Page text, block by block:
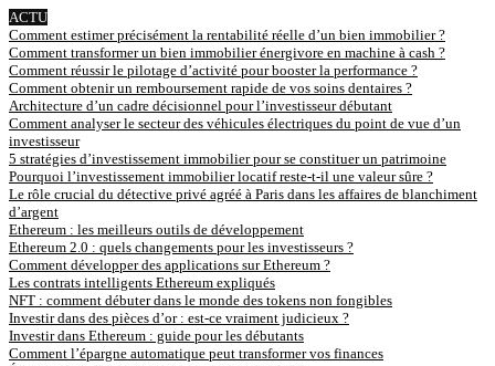
ACTU
Comment estimer précisément la rentabilité réelle d’un bien immobilier ?
Comment transformer un bien immobilier énergivore en machine à cash ?
Comment réussir le pilotage d’activité pour booster la performance ?
Comment obtenir un remboursement rapide de vos soins dentaires ?
Architecture d’un cadre décisionnel pour l’investisseur débutant
Comment analyser le secteur des véhicules électriques du point de vue d’un
investisseur
5 stratégies d’investissement immobilier pour se constituer un patrimoine
Pourquoi l’investissement immobilier locatif reste-t-il une valeur sûre ?
Le rôle crucial du détective privé agréé à Paris dans les affaires de blanchiment
d’argent
Ethereum : les meilleurs outils de développement
Ethereum 2.0 : quels changements pour les investisseurs ?
Comment développer des applications sur Ethereum ?
Les contrats intelligents Ethereum expliqués
NFT : comment débuter dans le monde des tokens non fongibles
Investir dans des pièces d’or : est-ce vraiment judicieux ?
Investir dans Ethereum : guide pour les débutants
Comment l’épargne automatique peut transformer vos finances